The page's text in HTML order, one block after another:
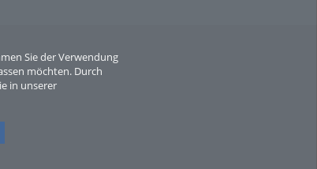
Sie der Verwendung
möchten. Durch
in unserer
Sperber